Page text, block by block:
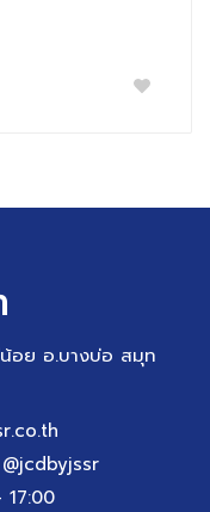
อย อ.บางบ่อ สมุท